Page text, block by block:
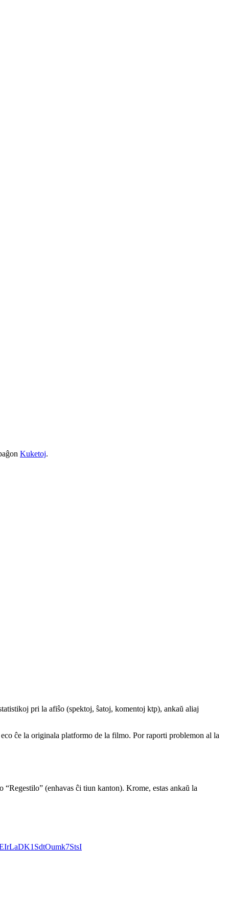
Kuketoj.
pri la afiŝo (spektoj, ŝatoj, komentoj ktp), ankaŭ aliaj
ĉe la originala platformo de la filmo. Por raporti problemon al la
(enhavas ĉi tiun kanton). Krome, estas ankaŭ la